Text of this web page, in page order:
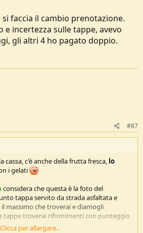
faccia il cambio prenotazione.
e incertezza sulle tappe, avevo
gli altri 4 ho pagato doppio.
#87
cassa, c'è anche della frutta fresca, lo
i gelati
considera che questa è la foto del
tappa servito da strada asfaltata e
massimo che troverai e diamogli
tappe troverai rifornimenti con punteggio
Clicca per allargare...